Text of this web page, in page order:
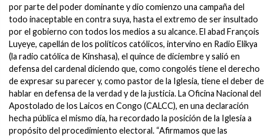
por parte del poder dominante y dio comienzo una campaña del
todo inaceptable en contra suya, hasta el extremo de ser insultado
por el gobierno con todos los medios a su alcance. El abad François
Luyeye, capellán de los políticos católicos, intervino en Radio Elikya
(la radio católica de Kinshasa), el quince de diciembre y salió en
defensa del cardenal diciendo que, como congolés tiene el derecho
de expresar su parecer y, como pastor de la Iglesia, tiene el deber de
hablar en defensa de la verdad y de la justicia. La Oficina Nacional del
Apostolado de los Laicos en Congo (CALCC), en una declaración
hecha pública el mismo día, ha recordado la posición de la Iglesia a
propósito del procedimiento electoral. “Afirmamos que las